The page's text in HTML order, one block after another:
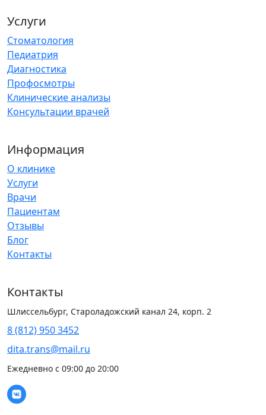
Услуги
Стоматология
Педиатрия
Диагностика
Профосмотры
Клинические анализы
Консультации врачей
Информация
О клинике
Услуги
Врачи
Пациентам
Отзывы
Блог
Контакты
Контакты
Шлиссельбург, Староладожский канал 24, корп. 2
8 (812) 950 3452
dita.trans@mail.ru
Ежедневно с 09:00 до 20:00